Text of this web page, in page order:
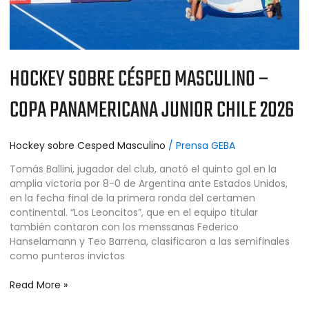
HOCKEY SOBRE CÉSPED MASCULINO –
COPA PANAMERICANA JUNIOR CHILE 2026
Hockey sobre Cesped Masculino / Prensa GEBA
Tomás Ballini, jugador del club, anotó el quinto gol en la
amplia victoria por 8-0 de Argentina ante Estados Unidos,
en la fecha final de la primera ronda del certamen
continental. “Los Leoncitos”, que en el equipo titular
también contaron con los menssanas Federico
Hanselamann y Teo Barrena, clasificaron a las semifinales
como punteros invictos
Read More »